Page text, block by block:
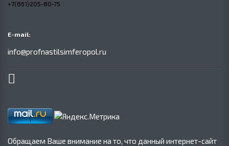
+7(861)205-80-75
E-mail:
info@profnastilsimferopol.ru
Обращаем Ваше внимание на то, что данный интернет-сайт